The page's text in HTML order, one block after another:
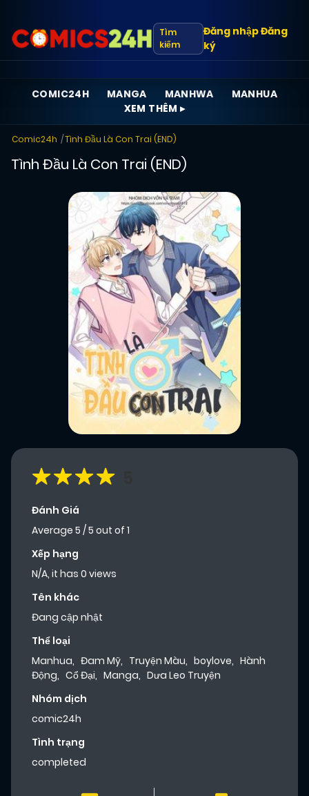
Tìm
kiếm
Đăng nhậpĐăng
ký
COMIC24H MANGA MANHWA
MANHUA
XEM THÊM ▸
Comic24h Tình Đầu Là Con Trai (END)
Tình Đầu Là Con Trai (END)
Đánh Giá
Average 5 /5 out of 1
Xếp hạng
N/A, it has 0 views
Tên khác
Đang cập nhật
Thể loại
Manhua, Đam Mỹ, Truyện Màu, boylove, Hành
Động, Cổ Đại, Manga, Dưa Leo Truyện
Nhóm dịch
comic24h
Tình trạng
completed